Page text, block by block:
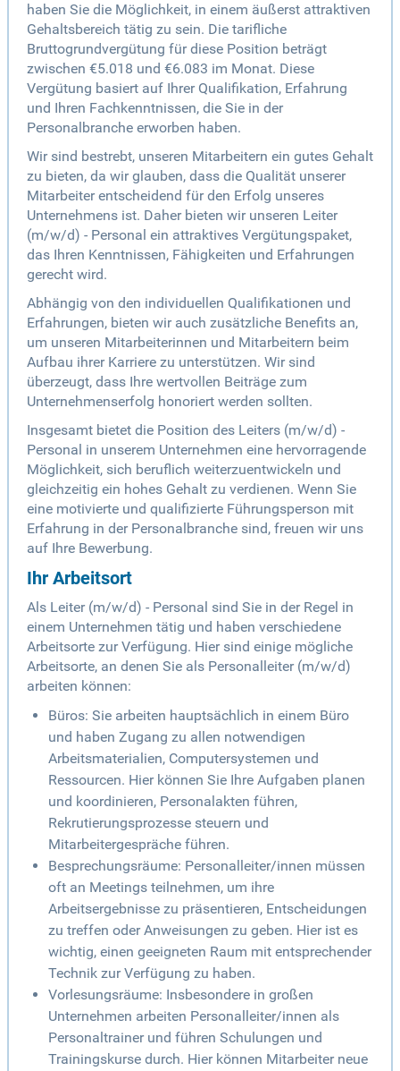
haben Sie die Möglichkeit, in einem äußerst attraktiven
Gehaltsbereich tätig zu sein. Die tarifliche
Bruttogrundvergütung für diese Position beträgt
zwischen €5.018 und €6.083 im Monat. Diese
Vergütung basiert auf Ihrer Qualifikation, Erfahrung
und Ihren Fachkenntnissen, die Sie in der
Personalbranche erworben haben.
Wir sind bestrebt, unseren Mitarbeitern ein gutes Gehalt
zu bieten, da wir glauben, dass die Qualität unserer
Mitarbeiter entscheidend für den Erfolg unseres
Unternehmens ist. Daher bieten wir unseren Leiter
(m/w/d) - Personal ein attraktives Vergütungspaket,
das Ihren Kenntnissen, Fähigkeiten und Erfahrungen
gerecht wird.
Abhängig von den individuellen Qualifikationen und
Erfahrungen, bieten wir auch zusätzliche Benefits an,
um unseren Mitarbeiterinnen und Mitarbeitern beim
Aufbau ihrer Karriere zu unterstützen. Wir sind
überzeugt, dass Ihre wertvollen Beiträge zum
Unternehmenserfolg honoriert werden sollten.
Insgesamt bietet die Position des Leiters (m/w/d) -
Personal in unserem Unternehmen eine hervorragende
Möglichkeit, sich beruflich weiterzuentwickeln und
gleichzeitig ein hohes Gehalt zu verdienen. Wenn Sie
eine motivierte und qualifizierte Führungsperson mit
Erfahrung in der Personalbranche sind, freuen wir uns
auf Ihre Bewerbung.
Ihr Arbeitsort
Als Leiter (m/w/d) - Personal sind Sie in der Regel in
einem Unternehmen tätig und haben verschiedene
Arbeitsorte zur Verfügung. Hier sind einige mögliche
Arbeitsorte, an denen Sie als Personalleiter (m/w/d)
arbeiten können:
Büros: Sie arbeiten hauptsächlich in einem Büro
und haben Zugang zu allen notwendigen
Arbeitsmaterialien, Computersystemen und
Ressourcen. Hier können Sie Ihre Aufgaben planen
und koordinieren, Personalakten führen,
Rekrutierungsprozesse steuern und
Mitarbeitergespräche führen.
Besprechungsräume: Personalleiter/innen müssen
oft an Meetings teilnehmen, um ihre
Arbeitsergebnisse zu präsentieren, Entscheidungen
zu treffen oder Anweisungen zu geben. Hier ist es
wichtig, einen geeigneten Raum mit entsprechender
Technik zur Verfügung zu haben.
Vorlesungsräume: Insbesondere in großen
Unternehmen arbeiten Personalleiter/innen als
Personaltrainer und führen Schulungen und
Trainingskurse durch. Hier können Mitarbeiter neue